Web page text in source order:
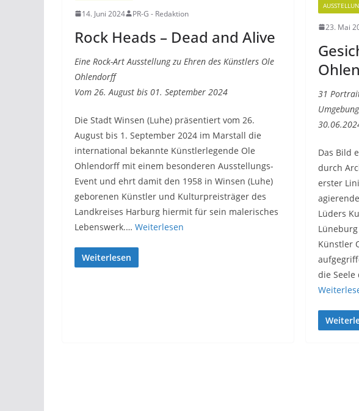
14. Juni 2024 PR-G - Redaktion
Rock Heads – Dead and Alive
Eine Rock-Art Ausstellung zu Ehren des Künstlers Ole
Ohlendorff
Vom 26. August bis 01. September 2024
Die Stadt Winsen (Luhe) präsentiert vom 26.
August bis 1. September 2024 im Marstall die
international bekannte Künstlerlegende Ole
Ohlendorff mit einem besonderen Ausstellungs-
Event und ehrt damit den 1958 in Winsen (Luhe)
geborenen Künstler und Kulturpreisträger des
Landkreises Harburg hiermit für sein malerisches
Lebenswerk.… Weiterlesen
Weiterlesen
23. Mai
31
Das Bild
durch
erster
Lüders
Künstler
die